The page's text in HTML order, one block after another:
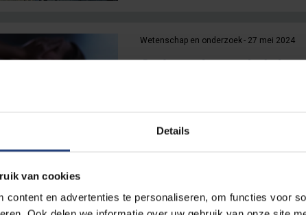
Details
van cookies
content en advertenties te personaliseren, om functies voor
Wetenschap en onderzoek 27 mei 2024
Onderzoek naar het
Wetenschap en onderzoek 27 mei 2024